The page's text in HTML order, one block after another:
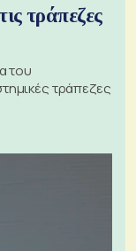
τράπεζες
του
τράπεζες